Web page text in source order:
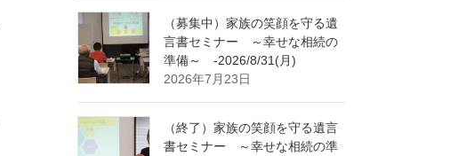
（募集中）家族の笑顔を守る遺
言書セミナー ～幸せな相続の
準備～ -2026/8/31(月)
2026年7月23日
（終了）家族の笑顔を守る遺言
書セミナー ～幸せな相続の準